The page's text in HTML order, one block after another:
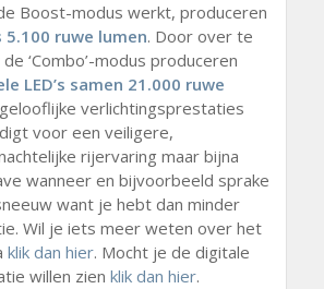
Boost-modus werkt, produceren
5.100 ruwe lumen. Door over te
‘Combo’-modus produceren
LED’s samen 21.000 ruwe
verlichtingsprestaties
voor een veiligere,
rijervaring maar bijna
wanneer en bijvoorbeeld sprake
want je hebt dan minder
Wil je iets meer weten over het
klik dan hier. Mocht je de digitale
willen zien klik dan hier.